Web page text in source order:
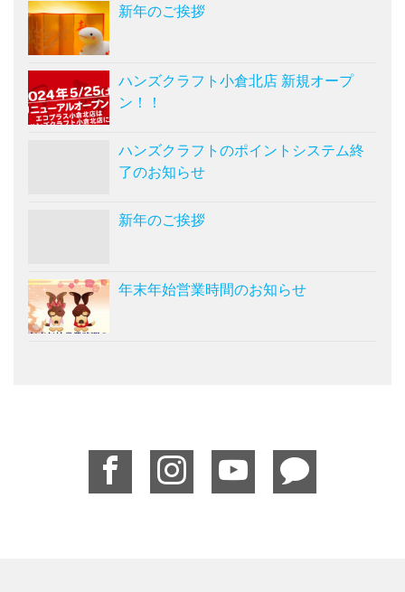
新年のご挨拶
ハンズクラフト小倉北店 新規オープ
ン！！
ハンズクラフトのポイントシステム終
了のお知らせ
新年のご挨拶
年末年始営業時間のお知らせ